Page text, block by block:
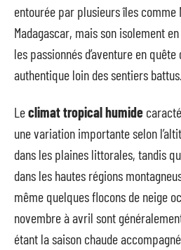
entourée par plusieurs îles comme
Madagascar, mais son isolement
les passionnés d’aventure en quête
authentique loin des sentiers battus.
Leclimat tropical humide
une variation importante selon
dans les plaines littorales, tandis
dans les hautes régions
même quelques flocons de neige
novembre à avril sont
étant la saison chaude